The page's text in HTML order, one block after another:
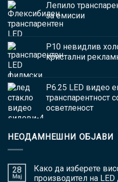
Лепило
за емисии
P10 невидлив
кристални
P6.25 LED видео
транспарентност
осветленост
НЕОДАМНЕШНИ ОБЈАВИ
28
Мај
Како да изберете
производител на LED